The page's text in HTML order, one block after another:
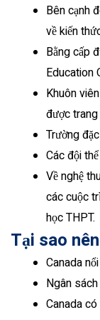
Bên cạnh
về kiến
Bằng cấp
Education
Khuôn
được
Trường
Các đội
Về nghệ
các cuộc
học THPT.
Tại sao
Canada
Ngân
Canada